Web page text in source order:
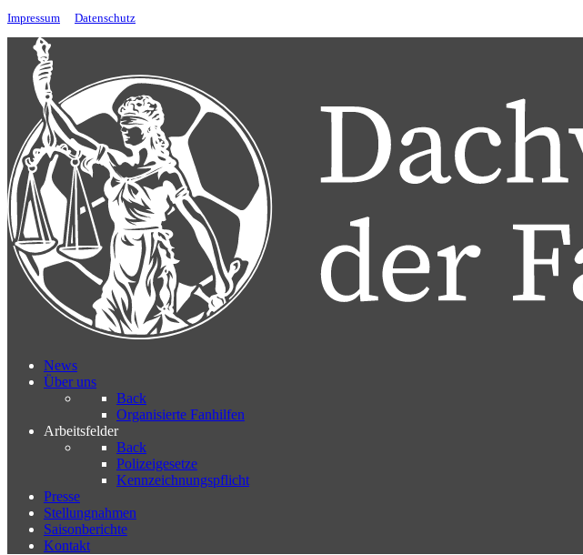
Impressum Datenschutz
News
Über uns
Back
Organisierte Fanhilfen
Arbeitsfelder
Back
Polizeigesetze
Kennzeichnungspflicht
Presse
Stellungnahmen
Saisonberichte
Kontakt